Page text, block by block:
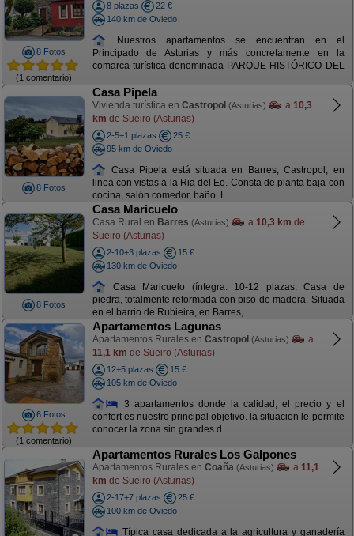
8 Fotos
(1 comentario)
8 plazas
22 €
140 km de Oviedo
Nuestros apartamentos se encuentran en el
Principado de Asturias y más concretamente en la
comarca turística denominada PARQUE HISTÓRICO DEL
...
8 Fotos
Casa Pipela
Vivienda turística en Castropol (Asturias) a 10,3
km de Sueiro (Asturias)
2-5+1 plazas
25 €
95 km de Oviedo
Casa Pipela está situada en Barres, Castropol, en
linea con vistas a la Ria del Eo. Consta de planta baja con
cocina, salón comedor, baño. L ...
8 Fotos
Casa Maricuelo
Casa Rural en Barres (Asturias) a 10,3 km de
Sueiro (Asturias)
2-10+3 plazas
15 €
130 km de Oviedo
Casa Maricuelo (íntegra: 10-12 plazas. Casa de
piedra, totalmente reformada con piso de madera. Situada
en el barrio de Rubieira, en Barres, ...
6 Fotos
(1 comentario)
Apartamentos Lagunas
Apartamentos Rurales en Castropol (Asturias)
a
11,1 km de Sueiro (Asturias)
12+5 plazas
15 €
105 km de Oviedo
3 apartamentos donde la calidad, el precio y el
confort es nuestro principal objetivo. la situacion le permite
conocer la zona sin grandes d ...
Apartamentos Rurales Los Galpones
Apartamentos Rurales en Coaña (Asturias) a 11,1
km de Sueiro (Asturias)
2-17+7 plazas
25 €
100 km de Oviedo
Típica casa dedicada a la agricultura y ganadería